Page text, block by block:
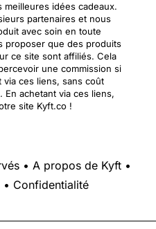
meilleures idées cadeaux.
partenaires et nous
avec soin en toute
proposer que des produits
ce site sont affiliés. Cela
une commission si
ces liens, sans coût
achetant via ces liens,
site Kyft.co !
• A propos de Kyft •
• Confidentialité